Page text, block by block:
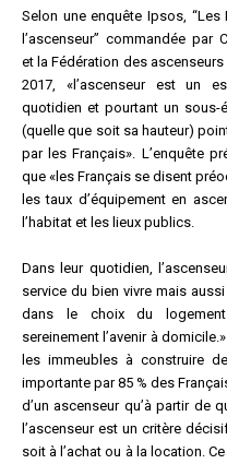
Selon une enquête Ipsos, “Les
l’ascenseur” commandée par
et la Fédération des
2017, «l’ascenseur est un
quotidien et pourtant un sous-
(quelle que soit sa hauteur)
par les Français». L’enquête
que «les Français se disent
les taux d’équipement en
l’habitat et les lieux publics.
Dans leur quotidien,
service du bien vivre mais
dans le choix du
sereinement l’avenir à
les immeubles à construire
importante par 85 % des
d’un ascenseur qu’à partir de
l’ascenseur est un critère
soit à l’achat ou à la location.